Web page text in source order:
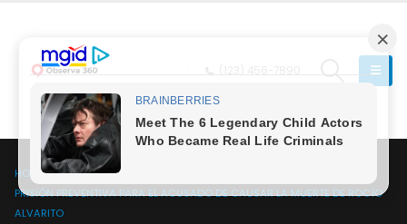
HOME
PRISIÓN PREVENTIVA PARA EL ACUSADO DE CAUSAR LA MUERTE DE ROCÍO
ALVARITO